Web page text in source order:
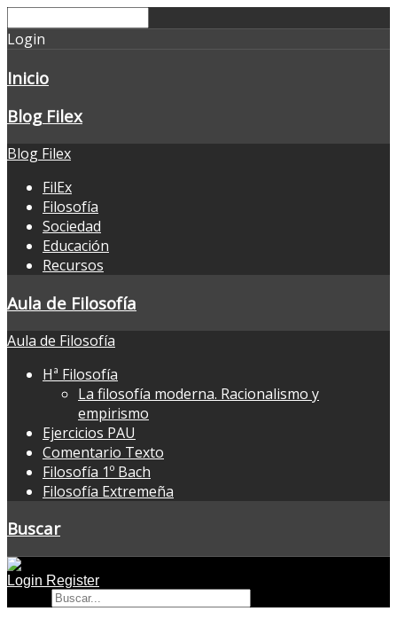
Login
Inicio
Blog Filex
Blog Filex
FilEx
Filosofía
Sociedad
Educación
Recursos
Aula de Filosofía
Aula de Filosofía
Hª Filosofía
La filosofía moderna. Racionalismo y
empirismo
Ejercicios PAU
Comentario Texto
Filosofía 1º Bach
Filosofía Extremeña
Buscar
Login Register